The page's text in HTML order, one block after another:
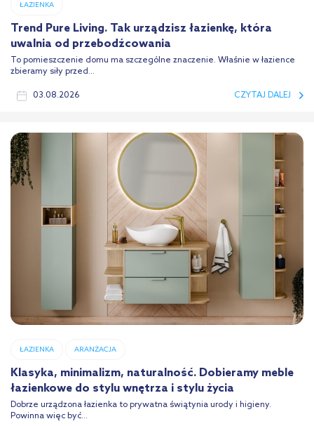
ŁAZIENKA
Trend Pure Living. Tak urządzisz łazienkę, która
uwalnia od przebodźcowania
To pomieszczenie domu ma szczególne znaczenie. Właśnie w łazience
zbieramy siły przed...
03.08.2026 CZYTAJ DALEJ
ŁAZIENKA ARANŻACJA
Klasyka, minimalizm, naturalność. Dobieramy meble
łazienkowe do stylu wnętrza i stylu życia
Dobrze urządzona łazienka to prywatna świątynia urody i higieny.
Powinna więc być...